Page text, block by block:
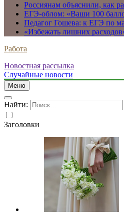
Россиянам объяснили, как
ЕГЭ-облом: «Ваши 100
Педагог Гошева: к ЕГЭ по
«Избежать лишних
Работа
Новостная рассылка
Случайные новости
Меню
Найти:
Заголовки